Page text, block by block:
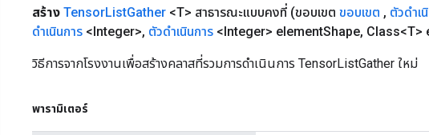
สร้าง TensorListGather <T> สาธารณะแบบคงที่ (ขอบเขต ขอบเขต , ตัวดำเ
ดำเนินการ <Integer>, ตัวดำเนินการ <Integer> elementShape, Class<T>
วิธีการจากโรงงานเพื่อสร้างคลาสที่รวมการดำเนินการ TensorListGather ใหม่
พารามิเตอร์